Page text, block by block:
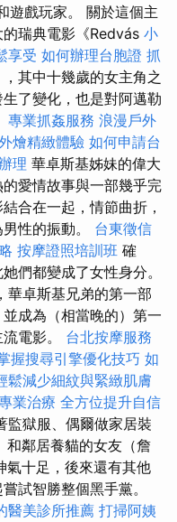
遊戲玩家。 關於這個主
瑞典電影《Redvás 小
享受 如何辦理台胞證 抓
其中十幾歲的女主角之
了變化，也是對阿邁勒
專業抓姦服務 浪漫戶外
燴精緻體驗 如何申請台
理 華卓斯基姊妹的偉大
愛情故事與一部幾乎完
合在一起，情節曲折，
性的振動。 台東徵信
按摩證照培訓班 確
們都變成了女性身分。
華卓斯基兄弟的第一部
成為（相當晚的）第一
電影。 台北按摩服務
握搜尋引擎優化技巧 如
鬆減少細紋與緊緻肌膚
業治療 全方位提升自信
監獄服、偶爾做家居裝
和鄰居養貓的女友（詹
氣十足，後來還有其他
試智勝整個黑手黨。
醫美診所推薦 打掃阿姨